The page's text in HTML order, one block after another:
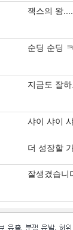
잭스의 왕
순딩 순딩
지금도 잘
샤이 샤이
더 성장할
잘생겼습니